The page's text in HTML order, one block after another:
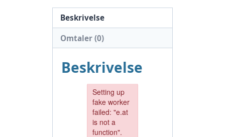
Beskrivelse
Omtaler (0)
Beskrivelse